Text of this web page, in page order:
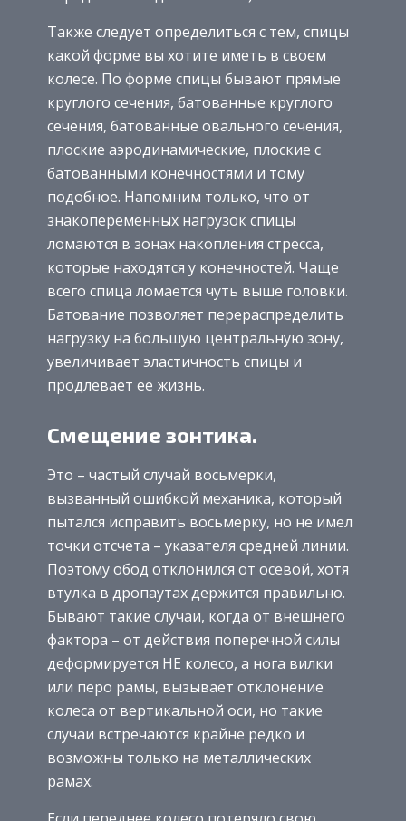
Также следует определиться с тем, спицы
какой форме вы хотите иметь в своем
колесе. По форме спицы бывают прямые
круглого сечения, батованные круглого
сечения, батованные овального сечения,
плоские аэродинамические, плоские с
батованными конечностями и тому
подобное. Напомним только, что от
знакопеременных нагрузок спицы
ломаются в зонах накопления стресса,
которые находятся у конечностей. Чаще
всего спица ломается чуть выше головки.
Батование позволяет перераспределить
нагрузку на большую центральную зону,
увеличивает эластичность спицы и
продлевает ее жизнь.
Смещение зонтика.
Это – частый случай восьмерки,
вызванный ошибкой механика, который
пытался исправить восьмерку, но не имел
точки отсчета – указателя средней линии.
Поэтому обод отклонился от осевой, хотя
втулка в дропаутах держится правильно.
Бывают такие случаи, когда от внешнего
фактора – от действия поперечной силы
деформируется НЕ колесо, а нога вилки
или перо рамы, вызывает отклонение
колеса от вертикальной оси, но такие
случаи встречаются крайне редко и
возможны только на металлических
рамах.